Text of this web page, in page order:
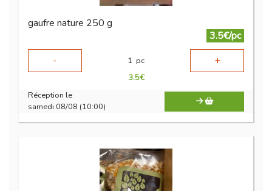
gaufre nature 250 g
3.5€/pc
-
1 pc +
3.5€
Réception le
samedi 08/08 (10:00)